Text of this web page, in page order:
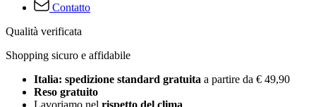
Contatto
Qualità verificata
Shopping sicuro e affidabile
Italia: spedizione standard gratuita a partire da € 49,90
Reso gratuito
Lavoriamo nel rispetto del clima.